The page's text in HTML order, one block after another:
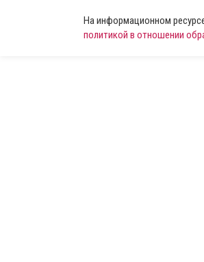
На информационном
политикой в отношении